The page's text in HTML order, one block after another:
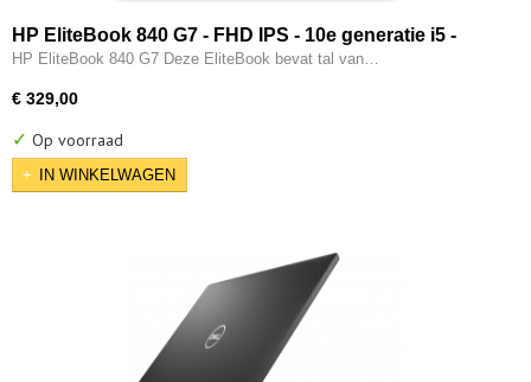
HP EliteBook 840 G7 - FHD IPS - 10e generatie i5 -
16GB - 256GB SSD - USB Type-C - Intel UHD - W11
HP EliteBook 840 G7 Deze EliteBook bevat tal van…
€ 329,00
✓ Op voorraad
IN WINKELWAGEN